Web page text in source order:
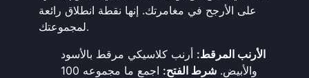
على الأرجح في مغامرتك. إنها نقطة انطلاق رائعة
لمجموعتك.
الأرنب المرقط: أرنب كلاسيكي مرقط بالأسود
والأبيض. شرط الفتح:
اجمع ما مجموعه 100